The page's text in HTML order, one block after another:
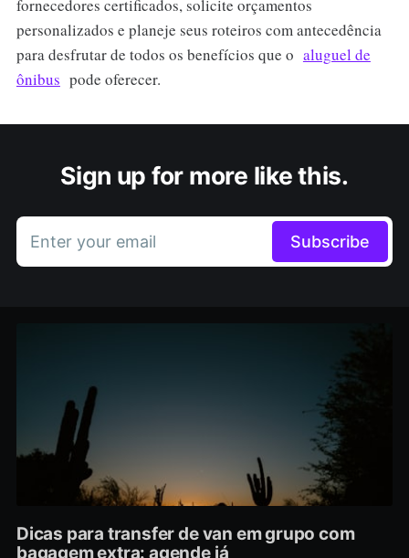
fornecedores certificados, solicite orçamentos
personalizados e planeje seus roteiros com antecedência
para desfrutar de todos os benefícios que o aluguel de
ônibus pode oferecer.
Sign up for more like this.
Enter your email Subscribe
Dicas para transfer de van em grupo com
bagagem extra: agende já